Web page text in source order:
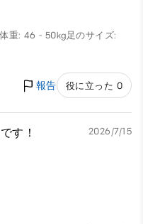
体重: 46 - 50kg足のサイズ:
報告 役に立った 0
す！ 2026/7/15